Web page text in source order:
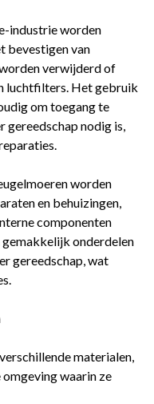
industrie worden
bevestigen van
verwijderd of
luchtfilters. Het gebruik
om toegang te
gereedschap nodig is,
worden
en behuizingen,
componenten
onderdelen
gereedschap, wat
materialen,
waarin ze